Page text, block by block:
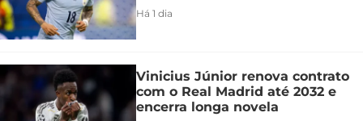
Há 1 dia
Vinicius Júnior renova contrato
com o Real Madrid até 2032 e
encerra longa novela